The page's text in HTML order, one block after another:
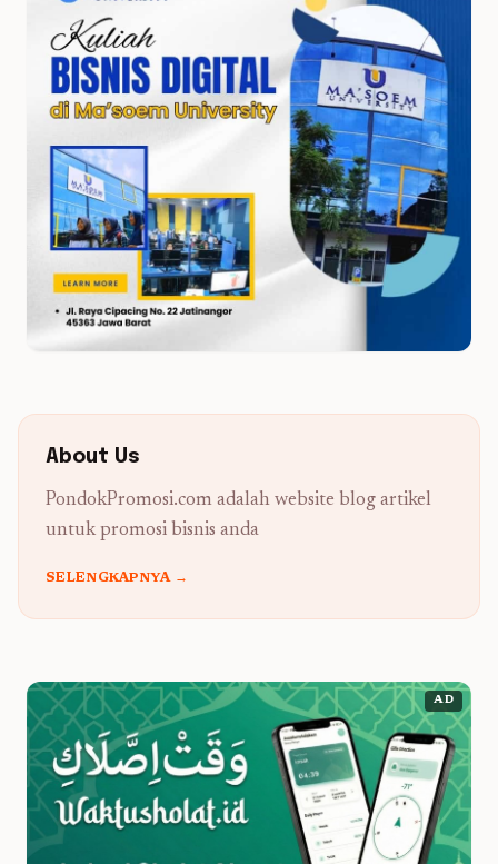
About Us
PondokPromosi.com adalah website blog artikel
untuk promosi bisnis anda
SELENGKAPNYA →
AD